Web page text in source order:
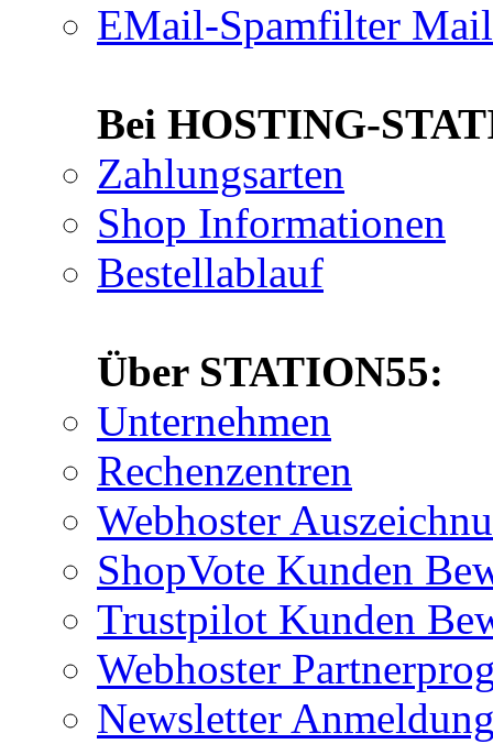
EMail-Spamfilter
Bei HOSTING-
Zahlungsarten
Shop Informationen
Bestellablauf
Über STATION55:
Unternehmen
Rechenzentren
Webhoster
ShopVote Kunden
Trustpilot Kunden
Webhoster
Newsletter